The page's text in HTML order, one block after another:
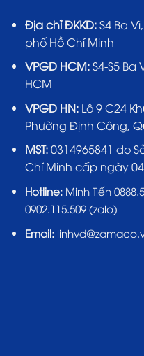
Địa chỉ ĐKKD:S4 Ba
phố Hồ Chí Minh
VPGD HCM:S4-S5 Ba
HCM
VPGD HN:Lô 9 C24
Phường Định Công,
MST:0314965841 do
Chí Minh cấp ngày
Hotline: Minh Tiến
0902.115.509 (zalo)
Email: